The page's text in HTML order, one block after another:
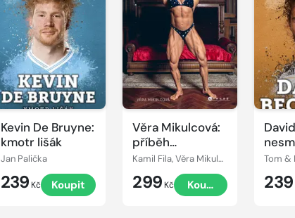
Kevin De Bruyne:
kmotr lišák
Jan Palička
239 Kč Koupit
Věra Mikulcová:
příběh
kulturistky
Kamil Fila, Věra Mikulcová
299 Kč Koupit
Tom &
239